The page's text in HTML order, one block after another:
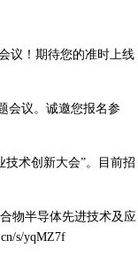
议！期待您的准时上线
会议。诚邀您报名参
技术创新大会”。目前招
物半导体先进技术及应
s/yqMZ7f